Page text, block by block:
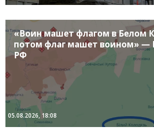
«Воин машет флагом в Белом
потом флаг машет воином» —
РФ
05.08.2026, 18:08